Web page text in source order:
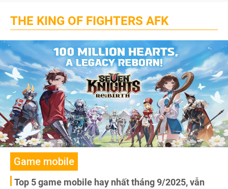
THE KING OF FIGHTERS AFK
Game mobile
Top 5 game mobile hay nhất tháng 9/2025, vẫn